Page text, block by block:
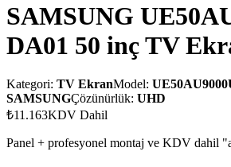
SAMSUNG
DA01 50 inç TV
Kategori: TV EkranModel:
SAMSUNGÇözünürlük: UHD
₺11.163KDV Dahil
Panel + profesyonel montaj ve KDV dahil